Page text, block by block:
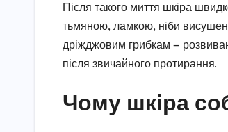
Після такого миття шкіра
тьмяною, ламкою, ніби
дріжджовим грибкам —
після звичайного протирання.
Чому шкіра